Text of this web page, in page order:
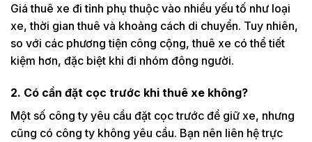
Giá thuê xe đi tỉnh phụ thuộc vào nhiều yếu tố như loại
xe, thời gian thuê và khoảng cách di chuyển. Tuy nhiên,
so với các phương tiện công cộng, thuê xe có thể tiết
kiệm hơn, đặc biệt khi đi nhóm đông người.
2. Có cần đặt cọc trước khi thuê xe không?
Một số công ty yêu cầu đặt cọc trước để giữ xe, nhưng
cũng có công ty không yêu cầu. Bạn nên liên hệ trực